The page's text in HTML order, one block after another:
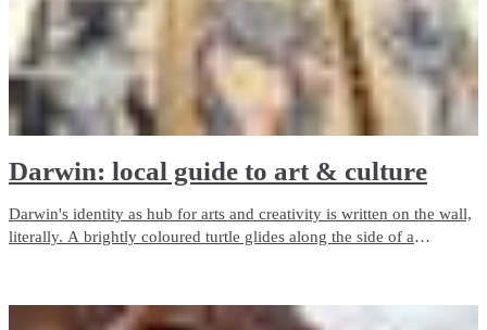
Darwin: local guide to art & culture
Darwin's identity as hub for arts and creativity is written on the wall,
literally. A brightly coloured turtle glides along the side of a
laneway.